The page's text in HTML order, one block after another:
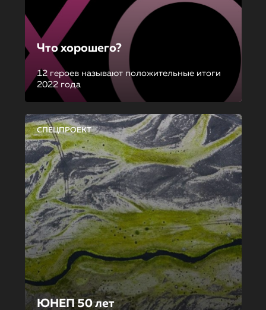
Что хорошего?
12 героев называют положительные итоги
2022 года
СПЕЦПРОЕКТ
ЮНЕП 50 лет